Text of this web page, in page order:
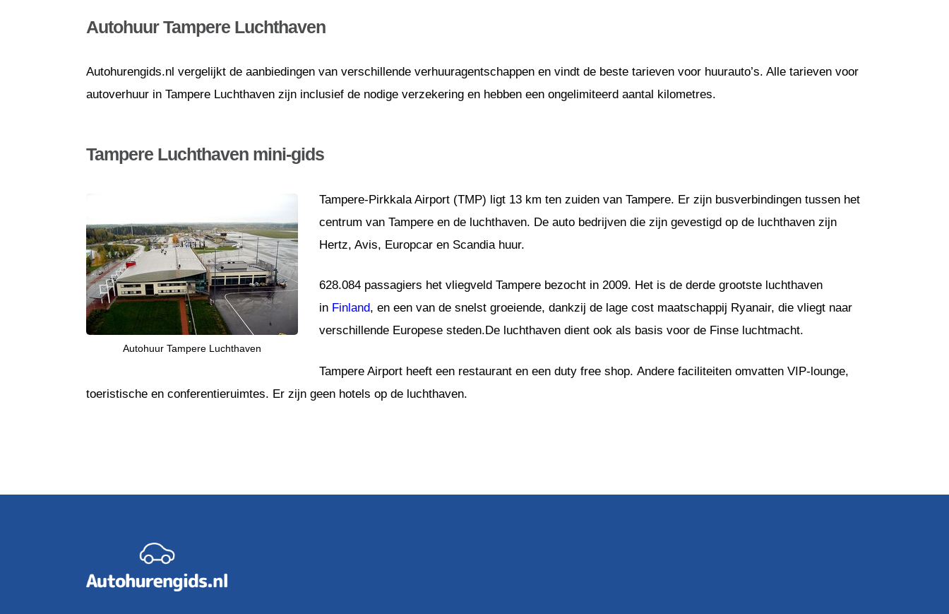
Autohuur Tampere Luchthaven
Autohurengids.nl vergelijkt de aanbiedingen van verschillende verhuuragentschappen en vindt de beste tarieven voor huurauto’s. Alle tarieven voor
autoverhuur in Tampere Luchthaven zijn inclusief de nodige verzekering en hebben een ongelimiteerd aantal kilometres.
Tampere Luchthaven mini-gids
Autohuur Tampere Luchthaven
Tampere-Pirkkala Airport (TMP) ligt 13 km ten zuiden van Tampere. Er zijn busverbindingen tussen het
centrum van Tampere en de luchthaven. De auto bedrijven die zijn gevestigd op de luchthaven zijn
Hertz, Avis, Europcar en Scandia huur.
628.084 passagiers het vliegveld Tampere bezocht in 2009. Het is de derde grootste luchthaven
in Finland, en een van de snelst groeiende, dankzij de lage cost maatschappij Ryanair, die vliegt naar
verschillende Europese steden.De luchthaven dient ook als basis voor de Finse luchtmacht.
Tampere Airport heeft een restaurant en een duty free shop. Andere faciliteiten omvatten VIP-lounge,
toeristische en conferentieruimtes. Er zijn geen hotels op de luchthaven.